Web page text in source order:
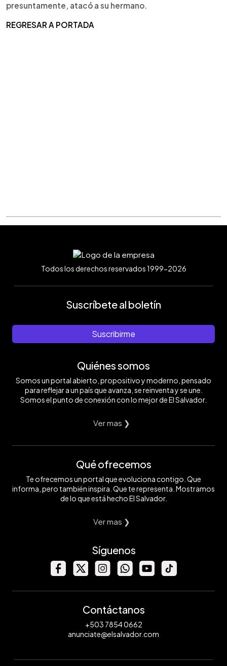
presuntamente, atacó a su hermano.
REGRESAR A PORTADA
Todos los derechos reservados 1999-2026
Suscríbete al boletín
Suscribirme
Quiénes somos
Somos un portal abierto, propositivo y moderno, pensado
para reflejar a un país que avanza, se reinventa y se une.
Somos el punto de conexión con lo mejor de El Salvador.
Ver mas ❯
Qué ofrecemos
Te ofrecemos un portal que evoluciona contigo. Que
informa, pero también inspira. Que te representa. Mostramos
de lo que está hecho El Salvador.
Ver mas ❯
Síguenos
Contáctanos
+503 7854 0662
anunciate@elsalvador.com